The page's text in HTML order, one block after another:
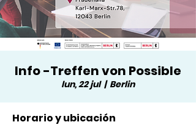
Info -Treffen von Possible
lun, 22 jul
  |
Berlin
Horario y ubicación